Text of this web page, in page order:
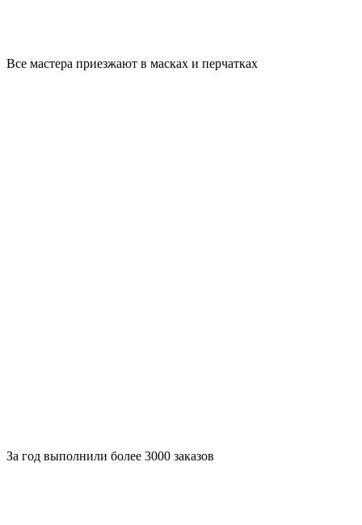
Все мастера приезжают в масках и перчатках
За год выполнили более 3000 заказов